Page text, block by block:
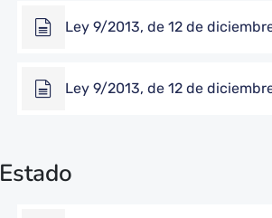
Ley 9/2013, de 12 de
Ley 9/2013, de 12 de
Estado